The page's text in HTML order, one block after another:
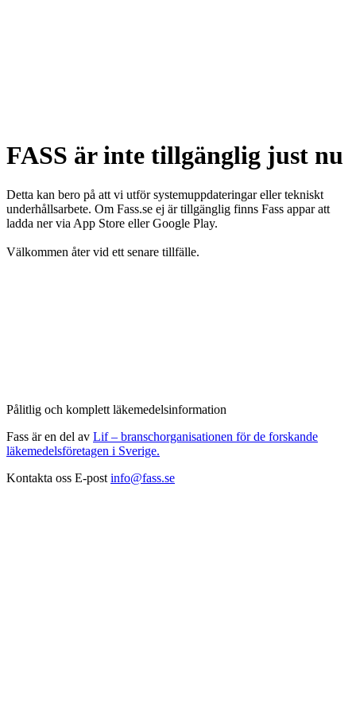
FASS är inte tillgänglig just nu
Detta kan bero på att vi utför systemuppdateringar eller tekniskt
underhållsarbete. Om Fass.se ej är tillgänglig finns Fass appar att
ladda ner via App Store eller Google Play.
Välkommen åter vid ett senare tillfälle.
Pålitlig och komplett läkemedelsinformation
Fass är en del av Lif – branschorganisationen för de forskande
läkemedelsföretagen i Sverige.
Kontakta oss E-post info@fass.se